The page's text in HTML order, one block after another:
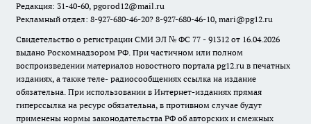
Редакция: 31-40-60, pgorod12@mail.ru
Рекламный отдел: 8-927-680-46-20? 8-927-680-46-10, mari@pg12.ru
Свидетельство о регистрации СМИ ЭЛ № ФС 77 - 91312 от 16.04.2026
выдано Роскомнадзором РФ. При частичном или полном
воспроизведении материалов новостного портала pg12.ru в печатных
изданиях, а также теле- радиосообщениях ссылка на издание
обязательна. При использовании в Интернет-изданиях прямая
гиперссылка на ресурс обязательна, в противном случае будут
применены нормы законодательства РФ об авторских и смежных